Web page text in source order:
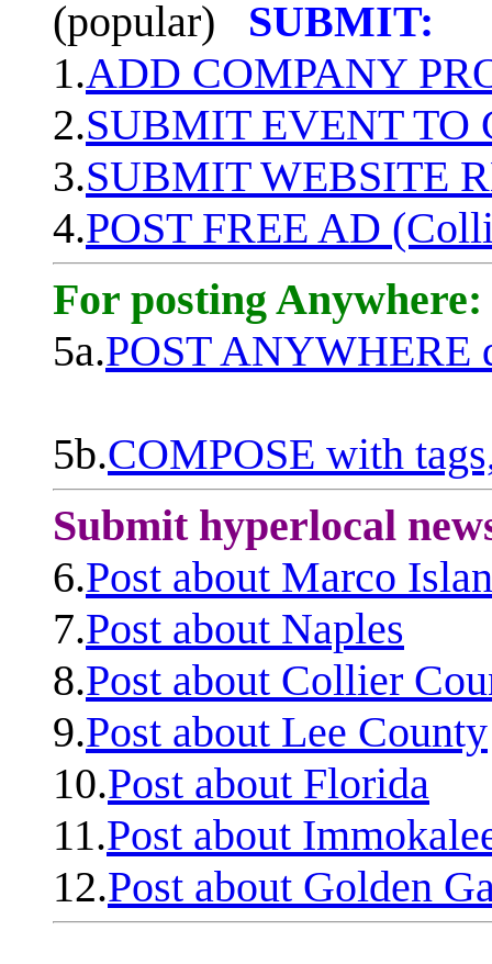
(popular)
SUBMIT:
1.ADD COMPANY
2.SUBMIT EVENT TO
3.SUBMIT WEBSITE
4.POST FREE AD
For posting Anywhere:
5a.POST ANYWHERE
5b.COMPOSE with
Submit hyperlocal
6.Post about Marco
7.Post about Naples
8.Post about Collier
9.Post about Lee County
10.Post about Florida
11.Post about
12.Post about Golden